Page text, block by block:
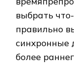
выбрать
правильно
синхронные
более